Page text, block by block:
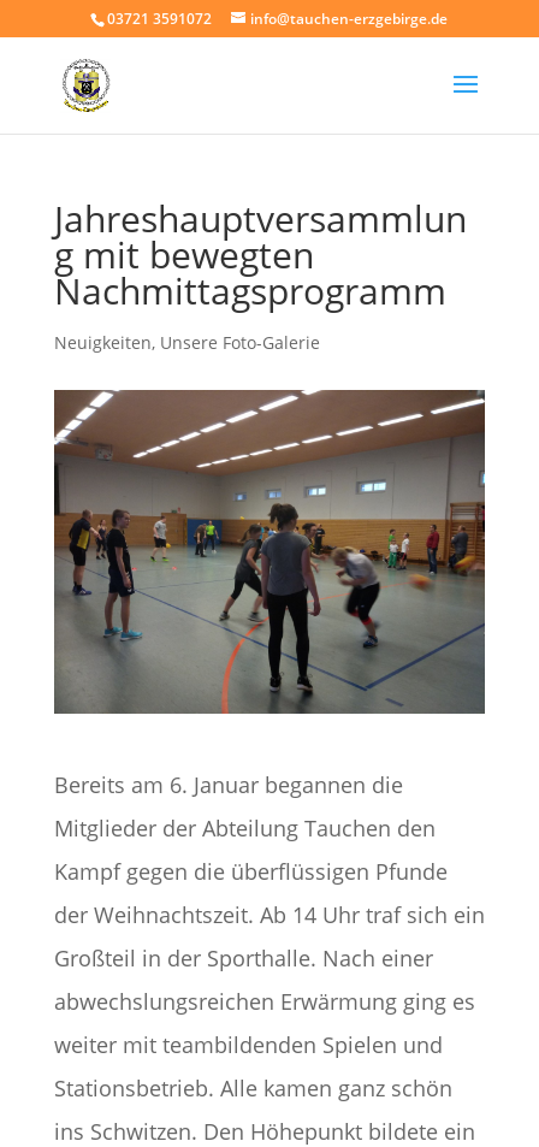
03721 3591072 info@tauchen-erzgebirge.de
Jahreshauptversammlun
g mit bewegten
Nachmittagsprogramm
Neuigkeiten, Unsere Foto-Galerie
Bereits am 6. Januar begannen die
Mitglieder der Abteilung Tauchen den
Kampf gegen die überflüssigen Pfunde
der Weihnachtszeit. Ab 14 Uhr traf sich ein
Großteil in der Sporthalle. Nach einer
abwechslungsreichen Erwärmung ging es
weiter mit teambildenden Spielen und
Stationsbetrieb. Alle kamen ganz schön
ins Schwitzen. Den Höhepunkt bildete ein